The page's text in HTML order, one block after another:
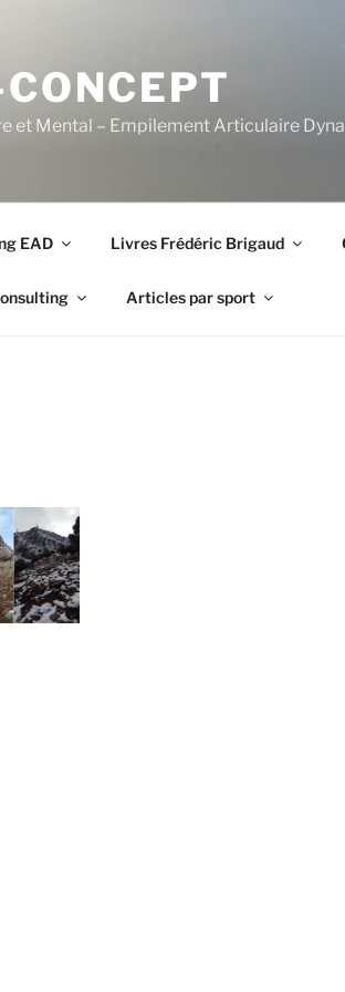
et Mental – Empilement Articulaire
EAD Livres Frédéric Brigaud
Articles par sport